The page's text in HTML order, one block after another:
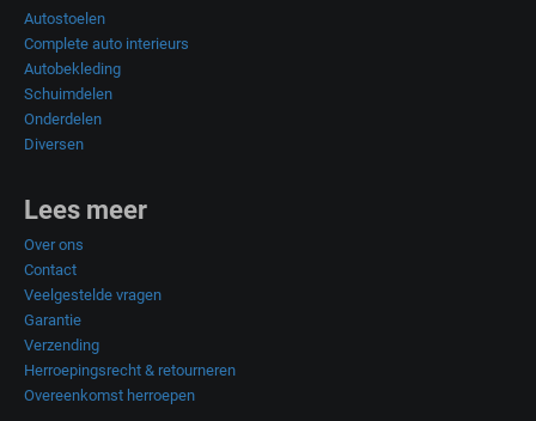
Autostoelen
Complete auto interieurs
Autobekleding
Schuimdelen
Onderdelen
Diversen
Lees meer
Over ons
Contact
Veelgestelde vragen
Garantie
Verzending
Herroepingsrecht & retourneren
Overeenkomst herroepen